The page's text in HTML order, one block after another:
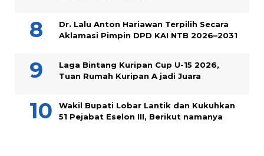
Dr. Lalu Anton Hariawan Terpilih Secara
Aklamasi Pimpin DPD KAI NTB 2026–2031
Laga Bintang Kuripan Cup U-15 2026,
Tuan Rumah Kuripan A jadi Juara
Wakil Bupati Lobar Lantik dan Kukuhkan
51 Pejabat Eselon III, Berikut namanya